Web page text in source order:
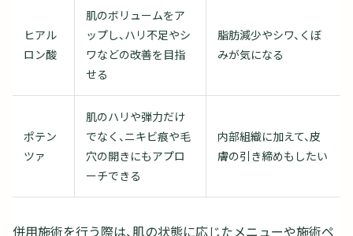
ヒアル
ロン酸
肌のボリュームをア
ップし、ハリ不足やシ
ワなどの改善を目指
せる
脂肪減少やシワ、くぼ
みが気になる
ポテン
ツァ
肌のハリや弾力だけ
でなく、ニキビ痕や毛
穴の開きにもアプロ
ーチできる
内部組織に加えて、皮
膚の引き締めもしたい
併用施術を行う際は、肌の状態に応じたメニューや施術ペ